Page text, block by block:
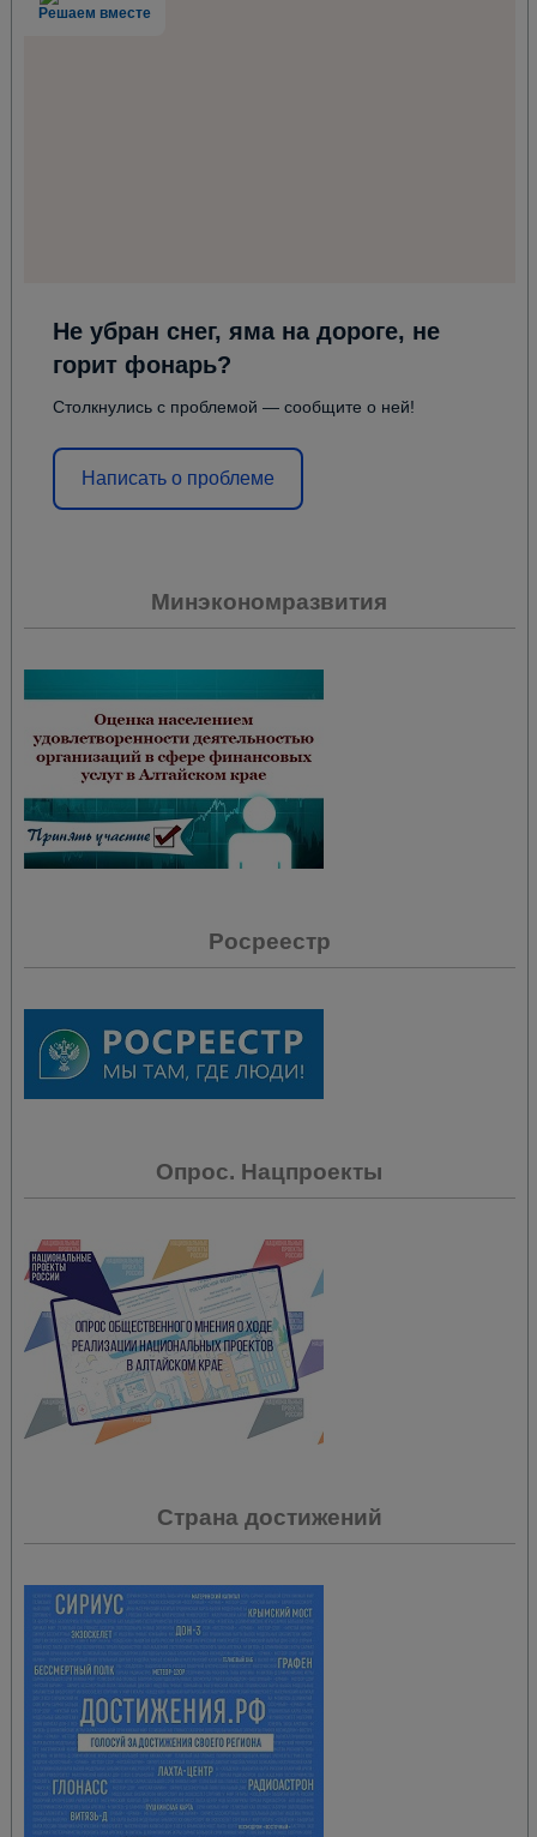
Решаем вместе
Не убран снег, яма на дороге, не
горит фонарь?
Столкнулись с проблемой — сообщите о ней!
Написать о проблеме
Минэкономразвития
Росреестр
Опрос. Нацпроекты
Страна достижений